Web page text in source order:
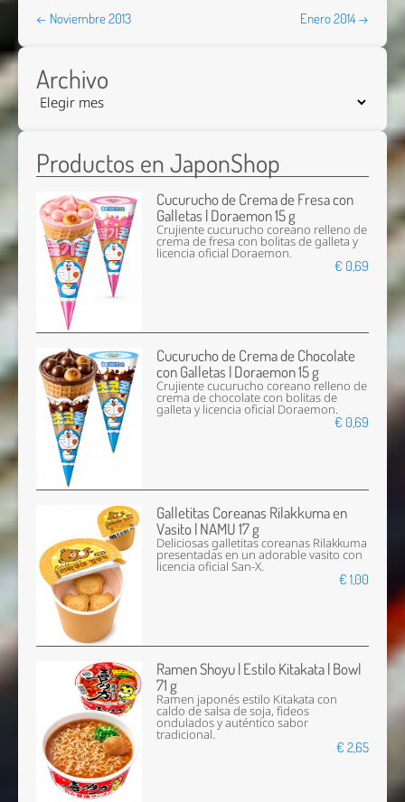
← Noviembre 2013 Enero 2014 →
Archivo
Productos en JaponShop
Cucurucho de Crema de Fresa con
Galletas | Doraemon 15 g
Crujiente cucurucho coreano relleno de
crema de fresa con bolitas de galleta y
licencia oficial Doraemon.
€ 0,69
Cucurucho de Crema de Chocolate
con Galletas | Doraemon 15 g
Crujiente cucurucho coreano relleno de
crema de chocolate con bolitas de
galleta y licencia oficial Doraemon.
€ 0,69
Galletitas Coreanas Rilakkuma en
Vasito | NAMU 17 g
Deliciosas galletitas coreanas Rilakkuma
presentadas en un adorable vasito con
licencia oficial San-X.
€ 1,00
Ramen Shoyu | Estilo Kitakata | Bowl
71 g
Ramen japonés estilo Kitakata con
caldo de salsa de soja, fideos
ondulados y auténtico sabor
tradicional.
€ 2,65